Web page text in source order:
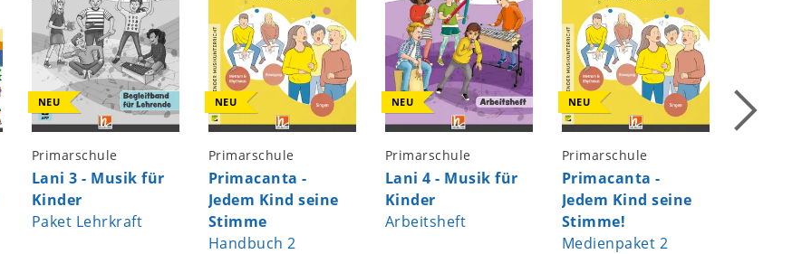
NEU
Primarschule
Lani 3 - Musik für
Kinder
Paket Lehrkraft
NEU
Primarschule
Primacanta -
Jedem Kind seine
Stimme
Handbuch 2
NEU
Primarschule
Lani 4 - Musik für
Kinder
Arbeitsheft
NEU
Primarschule
Primacanta -
Jedem Kind seine
Stimme!
Medienpaket 2
NEU